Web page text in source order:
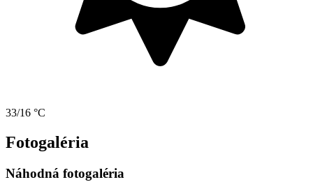
33/16 °C
Fotogaléria
Náhodná fotogaléria